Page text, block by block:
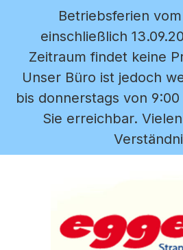
Zum Hauptinhalt springen
Betriebsferien
einschließlich
Zeitraum findet keine
Unser Büro ist jedoch
bis donnerstags von
Sie erreichbar.